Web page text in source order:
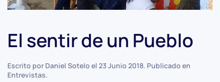
El sentir de un Pueblo
Escrito por Daniel Sotelo el 23 Junio 2018. Publicado en
Entrevistas.